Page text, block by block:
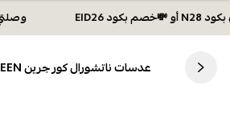
وصلتي 300 ريال؟ اختاري هديتك :🏍 شحن مجاني بكود N28 أو 💸خصم بكود EID26
عدسات ناتشورال كور جرين CORE GREEN